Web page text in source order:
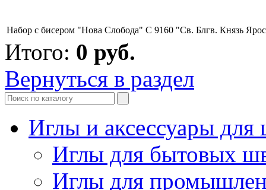
Набор с бисером "Нова Слобода" С 9160 "Св. Блгв. Князь
Итого: 0 руб.
Вернуться в раздел
Иглы и аксессуары
Иглы для бытовых
Иглы для